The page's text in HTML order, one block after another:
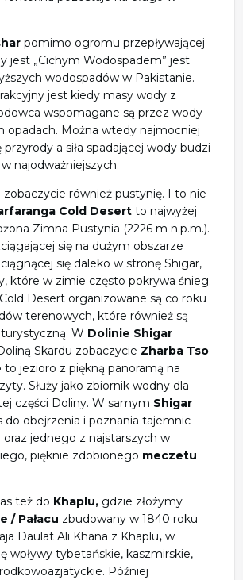
pomimo ogromu przepływającej
jest „Cichym Wodospadem” jest
wodospadów w Pakistanie.
jest kiedy masy wody z
wspomagane są przez wody
opadach. Można wtedy najmocniej
a siła spadającej wody budzi
najodważniejszych.
zobaczycie również pustynię. I to nie
Cold Desert to najwyżej
Zimna Pustynia (2226 m n.p.m.).
się na dużym obszarze
się daleko w stronę Shigar,
które w zimie często pokrywa śnieg.
Desert organizowane są co roku
terenowych, które również są
W Dolinie Shigar
Skardu zobaczycie Zharba Tso
to jezioro z piękną panoramą na
Służy jako zbiornik wodny dla
części Doliny. W samym Shigar
do obejrzenia i poznania tajemnic
oraz jednego z najstarszych w
pięknie zdobionego meczetu
też do Khaplu, gdzie złożymy
/ Pałacu zbudowany w 1840 roku
Daulat Ali Khana z Khaplu, w
wpływy tybetańskie, kaszmirskie,
Później